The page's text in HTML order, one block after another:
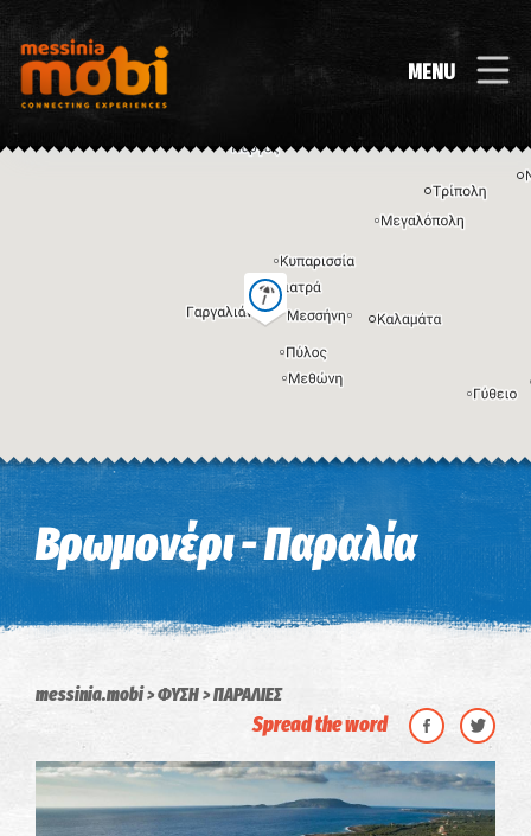
MENU
Η εικόνα ενδέχεται να υπόκειται σε πνευματικά δικαιώματα Όροι
Βρωμονέρι - Παραλία
messinia.mobi ΦΥΣΗ ΠΑΡΑΛΙΕΣ
Spread the word